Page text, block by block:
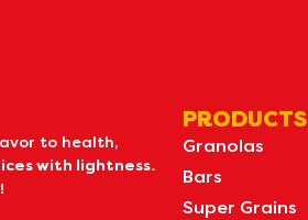
to health,
with lightness.
PRODUCTS
Granolas
Bars
Super Grains